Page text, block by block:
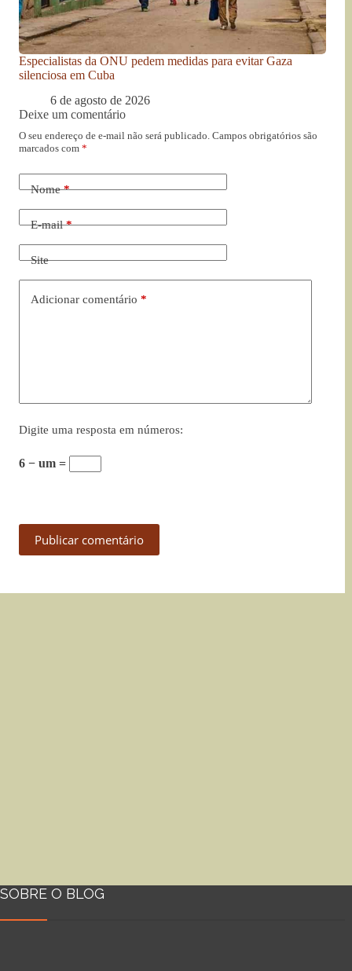
Especialistas da ONU pedem medidas para evitar Gaza
silenciosa em Cuba
6 de agosto de 2026
Deixe um comentário
O seu endereço de e-mail não será publicado. Campos obrigatórios são
marcados com *
Nome*
E-mail*
Site
Adicionar comentário *
Digite uma resposta em números:
6 − um =
Publicar comentário
SOBRE O BLOG